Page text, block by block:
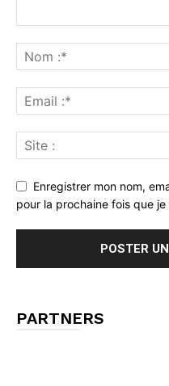
Enregistrer mon nom,
pour la prochaine fois que
PARTNERS